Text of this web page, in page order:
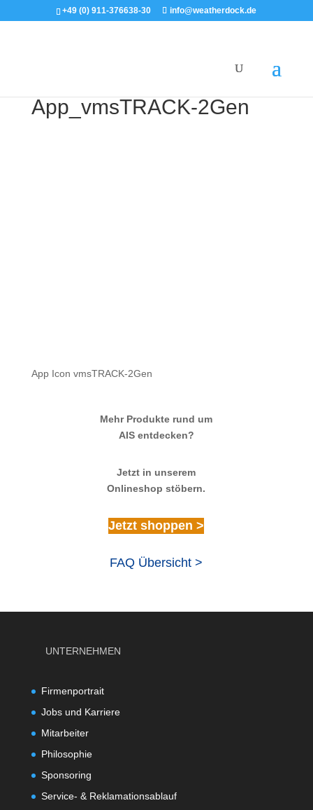
+49 (0) 911-376638-30 info@weatherdock.de
App_vmsTRACK-2Gen
App Icon vmsTRACK-2Gen
Mehr Produkte rund um
AIS entdecken?
Jetzt in unserem
Onlineshop stöbern.
Jetzt shoppen >
FAQ Übersicht >
UNTERNEHMEN
Firmenportrait
Jobs und Karriere
Mitarbeiter
Philosophie
Sponsoring
Service- & Reklamationsablauf